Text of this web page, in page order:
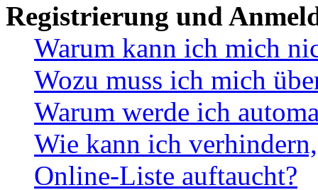
Registrierung und
Warum kann ich mich
Wozu muss ich mich
Warum werde ich
Wie kann ich
Online-Liste auftaucht?